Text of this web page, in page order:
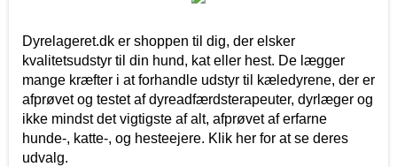
Dyrelageret.dk er shoppen til dig, der elsker
kvalitetsudstyr til din hund, kat eller hest. De lægger
mange kræfter i at forhandle udstyr til kæledyrene, der er
afprøvet og testet af dyreadfærdsterapeuter, dyrlæger og
ikke mindst det vigtigste af alt, afprøvet af erfarne
hunde-, katte-, og hesteejere. Klik her for at se deres
udvalg.